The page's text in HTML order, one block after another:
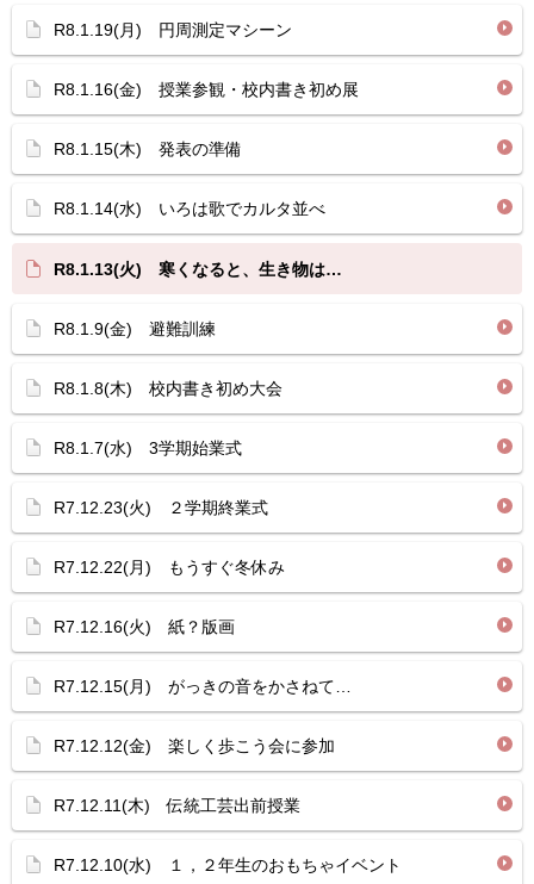
R8.1.19(月) 円周測定マシーン
R8.1.16(金) 授業参観・校内書き初め展
R8.1.15(木) 発表の準備
R8.1.14(水) いろは歌でカルタ並べ
R8.1.13(火) 寒くなると、生き物は…
R8.1.9(金) 避難訓練
R8.1.8(木) 校内書き初め大会
R8.1.7(水) 3学期始業式
R7.12.23(火) ２学期終業式
R7.12.22(月) もうすぐ冬休み
R7.12.16(火) 紙？版画
R7.12.15(月) がっきの音をかさねて…
R7.12.12(金) 楽しく歩こう会に参加
R7.12.11(木) 伝統工芸出前授業
R7.12.10(水) １，２年生のおもちゃイベント